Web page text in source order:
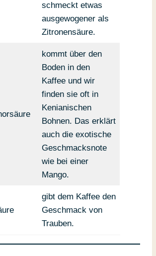
schmeckt etwas
ausgewogener als
Zitronensäure.
kommt über den
Boden in den
Kaffee und wir
finden sie oft in
Kenianischen
Bohnen. Das erklärt
auch die exotische
Geschmacksnote
wie bei einer
Mango.
gibt dem Kaffee den
Geschmack von
Trauben.